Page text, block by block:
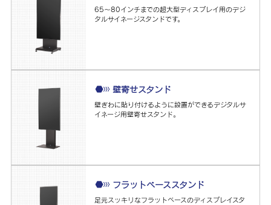
65～80インチまでの超大型ディスプレイ用のデジ
タルサイネージスタンドです。
壁寄せスタンド
壁ぎわに貼り付けるように設置ができるデジタルサ
イネージ用壁寄せスタンド。
フラットベーススタンド
足元スッキリなフラットベースのディスプレイスタ